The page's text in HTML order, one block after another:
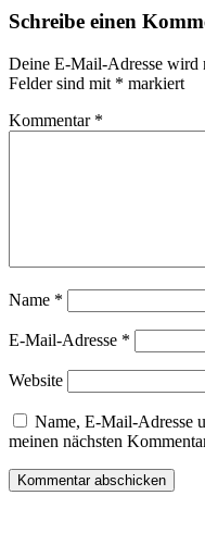
Schreibe einen
Deine E-Mail-Adresse wird
Felder sind mit * markiert
Kommentar *
Name *
E-Mail-Adresse *
Website
Name, E-Mail-Adresse
meinen nächsten